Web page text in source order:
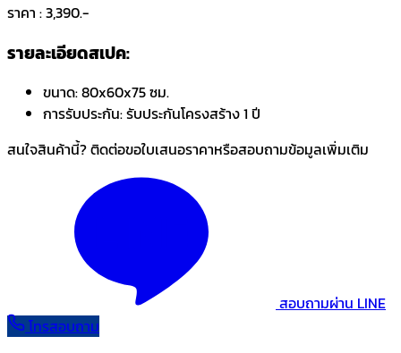
ราคา : 3,390.-
รายละเอียดสเปค:
ขนาด:80x60x75 ซม.
การรับประกัน:รับประกันโครงสร้าง 1 ปี
สนใจสินค้านี้? ติดต่อขอใบเสนอราคาหรือสอบถามข้อมูลเพิ่มเติม
สอบถามผ่าน LINE
โทรสอบถาม